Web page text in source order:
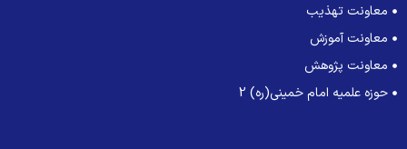
معاونت تهذیب
معاونت آموزش
معاونت پژوهش
حوزه علمیه امام خمینی(ره) 2